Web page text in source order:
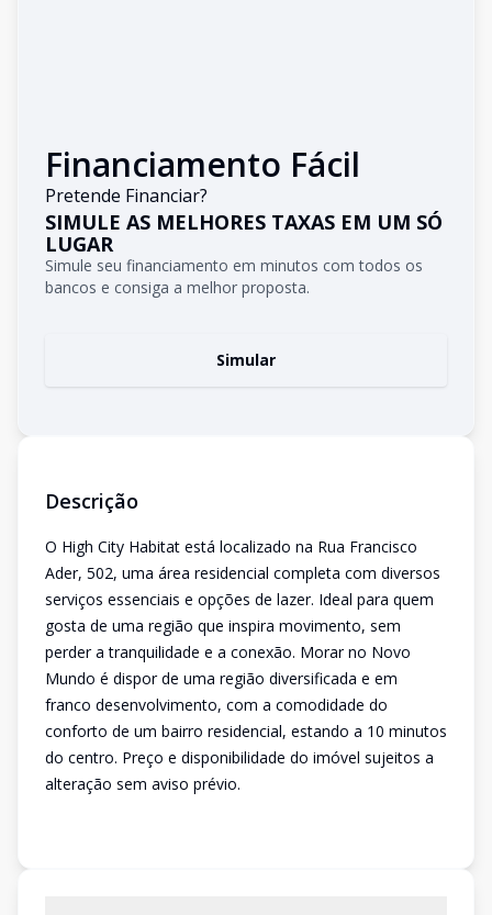
Financiamento Fácil
Pretende Financiar?
SIMULE AS MELHORES TAXAS EM UM SÓ
LUGAR
Simule seu financiamento em minutos com todos os
bancos e consiga a melhor proposta.
Simular
Descrição
O High City Habitat está localizado na Rua Francisco
Ader, 502, uma área residencial completa com diversos
serviços essenciais e opções de lazer. Ideal para quem
gosta de uma região que inspira movimento, sem
perder a tranquilidade e a conexão. Morar no Novo
Mundo é dispor de uma região diversificada e em
franco desenvolvimento, com a comodidade do
conforto de um bairro residencial, estando a 10 minutos
do centro. Preço e disponibilidade do imóvel sujeitos a
alteração sem aviso prévio.